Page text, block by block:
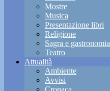
Mostre
Musica
Presentazione libri
Religione
Sagra e gastronomia
Teatro
Attualità
Ambiente
Avvisi
Cronaca